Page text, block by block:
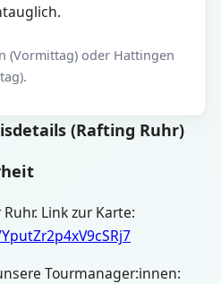
(Vormittag) oder Hattingen
(Rafting Ruhr)
Link zur Karte:
Tourmanager:innen: